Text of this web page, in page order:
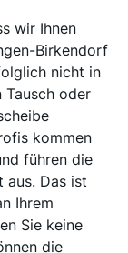
wir Ihnen
Birkendorf
nicht in
Tausch oder
kommen
führen die
aus. Das ist
Ihrem
Sie keine
die